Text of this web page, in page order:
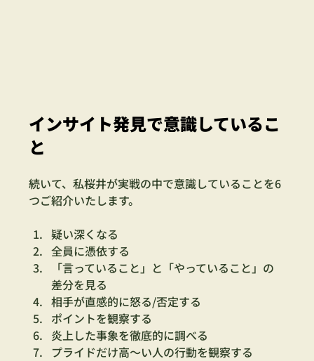
インサイト発見で意識しているこ
と
続いて、私桜井が実戦の中で意識していることを6
つご紹介いたします。
疑い深くなる
全員に憑依する
「言っていること」と「やっていること」の
差分を見る
相手が直感的に怒る/否定する
ポイントを観察する
炎上した事象を徹底的に調べる
プライドだけ高〜い人の行動を観察する